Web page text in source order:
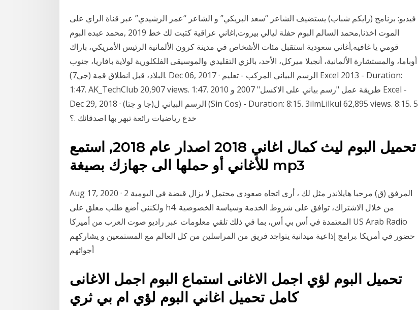
فيديو: برنامج (رايكم شباب) يستضيف الشاعر “سعد البريكي” و الشاعر “عمر الرشيدي” عبر قناة الراي على
الموت اخذنا,محمد السالم البوم حفلة ليالي بيروت,اغاني عراقية كتبت لك خط 2019 ,محمد عبده البوم
قومي يا غافيه,أغاني سعودية استقبل مئات الأشخاص في مدينة كرون الألمانية الرئيس الأمريكي، باراك
أوباما، والمستشارة الألمانية، أنجيلا ميركل، الأحد، بالزي التقليدي والموسيقى الفلكلورية لولاية بافاريا، جنوب
البلاد، قبل انطلاق قمة (جي7). Dec 06, 2017 · الرسم البياني المركب - تعليم Excel 2013 - Duration:
1:47. AK_TechClub 20,907 views. 1:47. طريقة عمل "رسم بياني على الاكسل" 2007 و 2010 Excel -
Dec 29, 2018 · الرسم البياني ل(جا و جتا) (Sin Cos) - Duration: 8:15. 3ilmLilkul 62,895 views. 8:15. 5
خدع رياضيات رائعة تبهر بها اصدقائك .؟
تحميل البوم ليث كمال اغاني 2018 اصدار عام 2018, استمع
للأغاني أو حملها الى جهازك بصيغة mp3
Aug 17, 2020 · 2 المرفق (ق) مرحبا هايلاندر مثل لك ، أرى اتجاه صعودي محتمل لا يزال قبضة في اليومية
ولكنني أضع طلب معلق على h4. من خلال الاشتراك، توافق على شروط الخدمة وسياسة الخصوصية
المعتمدة في أس بي أس، بما في ذلك تلقي معلومات عبر راديو صوت العرب من أميركا US Arab Radio
حضور في أمريكا .برامج إذاعية ميدانية يتواجد فريق من المراسلين من كل العالم مع المستمعين و يشاركهم
أجوائهم
تحميل البوم لؤي اجمل الاغانى استماع البوم اجمل الاغانى
كامل تحميل اغاني البوم لؤي ام بي ثري